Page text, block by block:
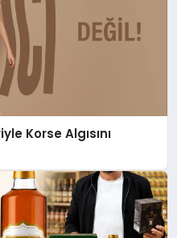
Korse Algısını